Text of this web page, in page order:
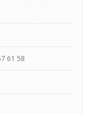
61 58